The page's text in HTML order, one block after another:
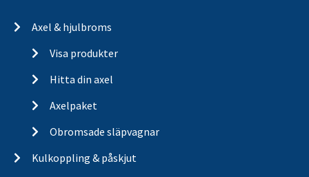
Axel & hjulbroms
Visa produkter
Hitta din axel
Axelpaket
Obromsade släpvagnar
Kulkoppling & påskjut